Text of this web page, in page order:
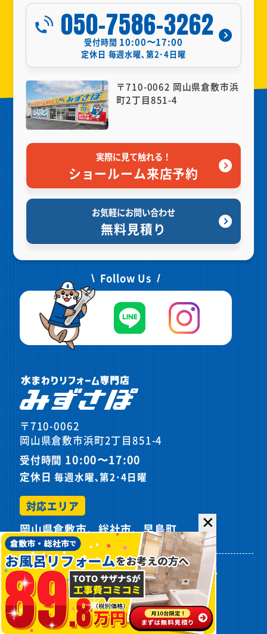
050-7586-3262
受付時間 10:00〜17:00
定休日 毎週水曜､第2･4日曜
〒710-0062 岡山県倉敷市浜
町2丁目851-4
実際に見て触れる！
ショールーム来店予約
お気軽にお問い合わせ
無料見積り
Follow Us
〒710-0062
岡山県倉敷市浜町2丁目851-4
受付時間 10:00〜17:00
定休日毎週水曜､第2･4日曜
対応エリア
岡山県倉敷市、総社市、早島町
プライバシーポリシー サイトマップ
2026カスケホームグループ みずさぽ.
✕